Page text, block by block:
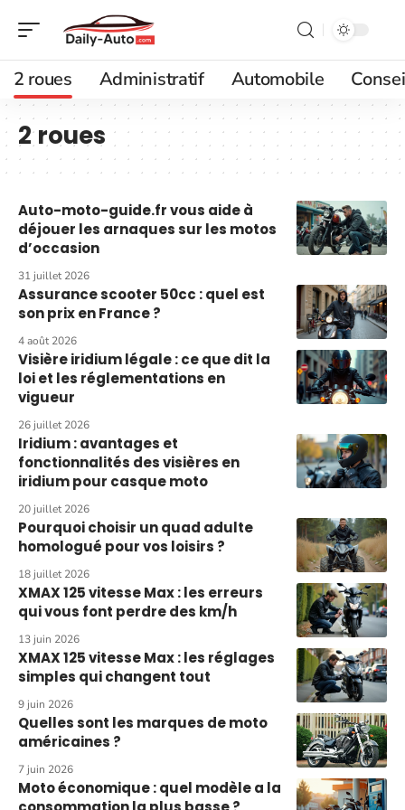
2 roues Administratif Automobile
2 roues
Auto-moto-guide.fr vous aide à
déjouer les arnaques sur les motos
d’occasion
31 juillet 2026
Assurance scooter 50cc : quel est
son prix en France ?
4 août 2026
Visière iridium légale : ce que dit la
loi et les réglementations en
vigueur
26 juillet 2026
Iridium : avantages et
fonctionnalités des visières en
iridium pour casque moto
20 juillet 2026
Pourquoi choisir un quad adulte
homologué pour vos loisirs ?
18 juillet 2026
XMAX 125 vitesse Max : les erreurs
qui vous font perdre des km/h
13 juin 2026
XMAX 125 vitesse Max : les réglages
simples qui changent tout
9 juin 2026
Quelles sont les marques de moto
américaines ?
7 juin 2026
Moto économique : quel modèle a la